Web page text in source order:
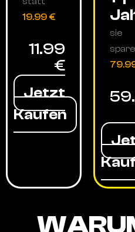
19.99 €
11.99
€
Jetzt
Kaufen
sie